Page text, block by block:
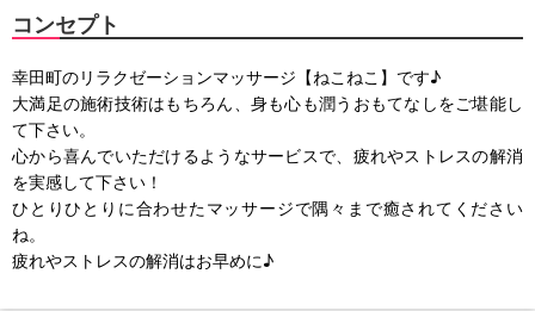
コンセプト
幸田町のリラクゼーションマッサージ【ねこねこ】です♪
大満足の施術技術はもちろん、身も心も潤うおもてなしをご堪能し
て下さい。
心から喜んでいただけるようなサービスで、疲れやストレスの解消
を実感して下さい！
ひとりひとりに合わせたマッサージで隅々まで癒されてください
ね。
疲れやストレスの解消はお早めに♪